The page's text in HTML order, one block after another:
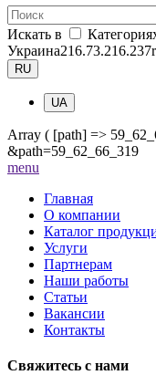
Искать в
Украина216.73.216.237
RU
UA
Array ( [path] =>
&path=59_62_66_319
menu
Главная
О компании
Каталог
Услуги
Партнерам
Наши работы
Статьи
Вакансии
Контакты
Свяжитесь с нами